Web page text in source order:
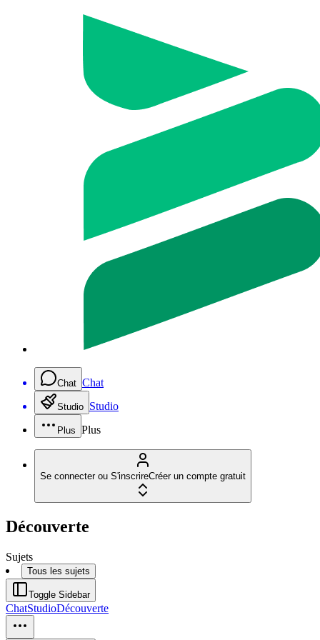
Chat Chat
Studio Studio
Plus Plus
Se connecter ou S'inscrireCréer un compte gratuit
Découverte
Sujets
Tous les sujets
Toggle Sidebar
ChatStudioDécouverte